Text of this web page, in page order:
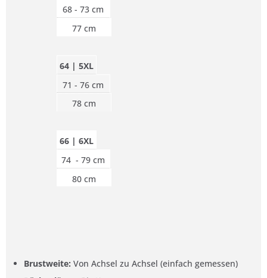
68 - 73 cm
77 cm
64 | 5XL
71 - 76 cm
78 cm
66 | 6XL
74 - 79 cm
80 cm
Brustweite: Von Achsel zu Achsel (einfach gemessen)